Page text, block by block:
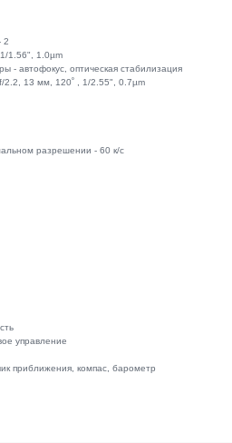
2
1.56", 1.0µm
- автофокус, оптическая стабилизация
2.2, 13 мм, 120˚ , 1/2.55", 0.7µm
разрешении - 60 к/c
управление
приближения, компас, барометр